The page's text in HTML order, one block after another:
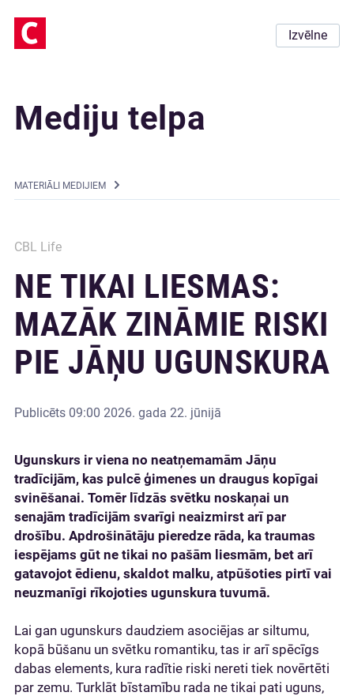
Izvēlne
Mediju telpa
MATERIĀLI MEDIJIEM
CBL Life
NE TIKAI LIESMAS:
MAZĀK ZINĀMIE RISKI
PIE JĀŅU UGUNSKURA
Publicēts 09:00 2026. gada 22. jūnijā
Ugunskurs ir viena no neatņemamām Jāņu
tradīcijām, kas pulcē ģimenes un draugus kopīgai
svinēšanai. Tomēr līdzās svētku noskaņai un
senajām tradīcijām svarīgi neaizmirst arī par
drošību. Apdrošinātāju pieredze rāda, ka traumas
iespējams gūt ne tikai no pašām liesmām, bet arī
gatavojot ēdienu, skaldot malku, atpūšoties pirtī vai
neuzmanīgi rīkojoties ugunskura tuvumā.
Lai gan ugunskurs daudziem asociējas ar siltumu,
kopā būšanu un svētku romantiku, tas ir arī spēcīgs
dabas elements, kura radītie riski nereti tiek novērtēti
par zemu. Turklāt bīstamību rada ne tikai pati uguns,